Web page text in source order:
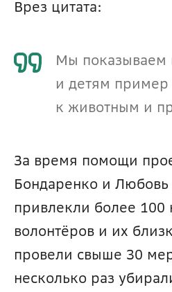
Врез цитата:
Мы показываем
и детям
к животным и
За время помощи
Бондаренко и
привлекли более
волонтёров и их
провели свыше 30
несколько раз